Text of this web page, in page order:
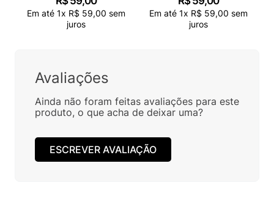
Em até 1x R$ 59,00 sem
juros
Em até 1x R$ 59,00 sem
juros
Avaliações
Ainda não foram feitas avaliações para este
produto, o que acha de deixar uma?
ESCREVER AVALIAÇÃO